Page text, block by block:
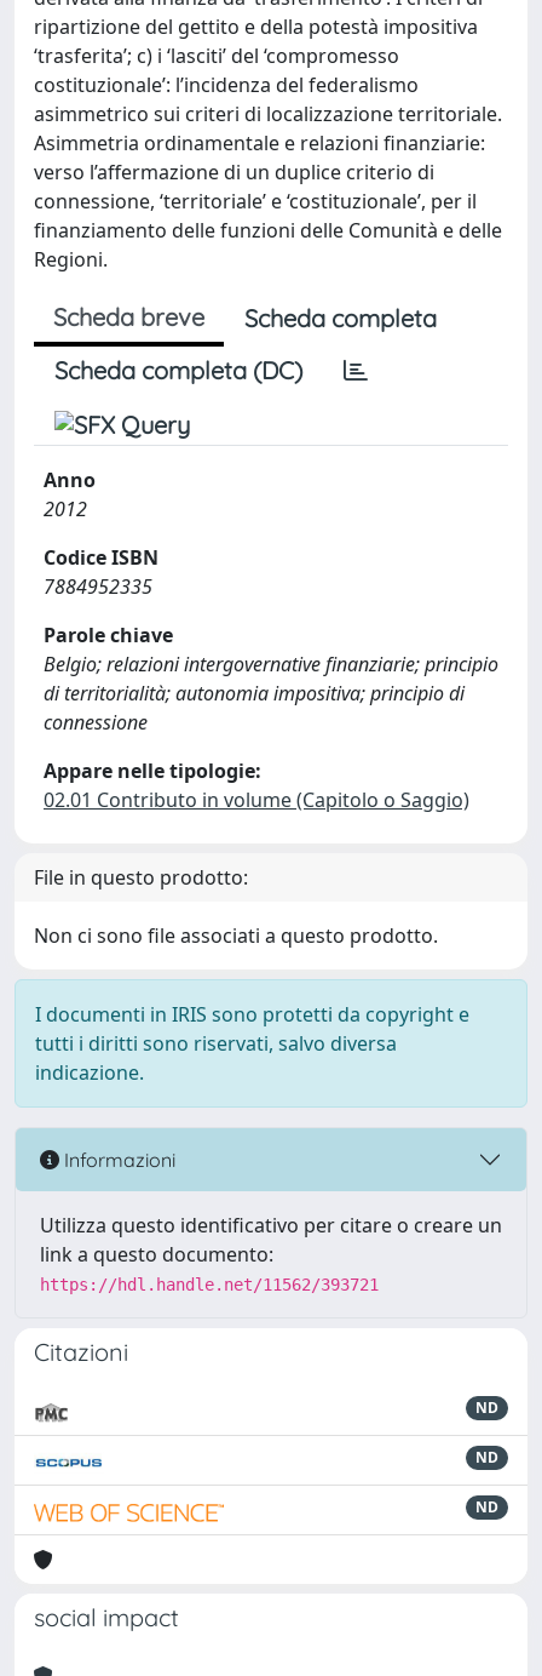
ripartizione del gettito e della potestà impositiva
‘trasferita’; c) i ‘lasciti’ del ‘compromesso
costituzionale’: l’incidenza del federalismo
asimmetrico sui criteri di localizzazione territoriale.
Asimmetria ordinamentale e relazioni finanziarie:
verso l’affermazione di un duplice criterio di
connessione, ‘territoriale’ e ‘costituzionale’, per il
finanziamento delle funzioni delle Comunità e delle
Regioni.
Scheda breve
Scheda completa
Scheda completa (DC)
Anno
2012
Codice ISBN
7884952335
Parole chiave
Belgio; relazioni intergovernative finanziarie; principio
di territorialità; autonomia impositiva; principio di
connessione
Appare nelle tipologie:
02.01 Contributo in volume (Capitolo o Saggio)
File in questo prodotto:
Non ci sono file associati a questo prodotto.
I documenti in IRIS sono protetti da copyright e
tutti i diritti sono riservati, salvo diversa
indicazione.
Informazioni
Utilizza questo identificativo per citare o creare un
link a questo documento:
https://hdl.handle.net/11562/393721
Citazioni
ND
ND
ND
social impact